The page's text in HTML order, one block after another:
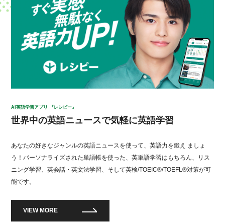
AI英語学習アプリ 『レシピー』
世界中の英語ニュースで気軽に英語学習
あなたの好きなジャンルの英語ニュースを使って、英語力を鍛え ましょ
う！パーソナライズされた単語帳を使った、英単語学習はもちろん、リス
ニング学習、英会話・英文法学習、そして英検/TOEIC®/TOEFL®対策が可
能です。
VIEW MORE